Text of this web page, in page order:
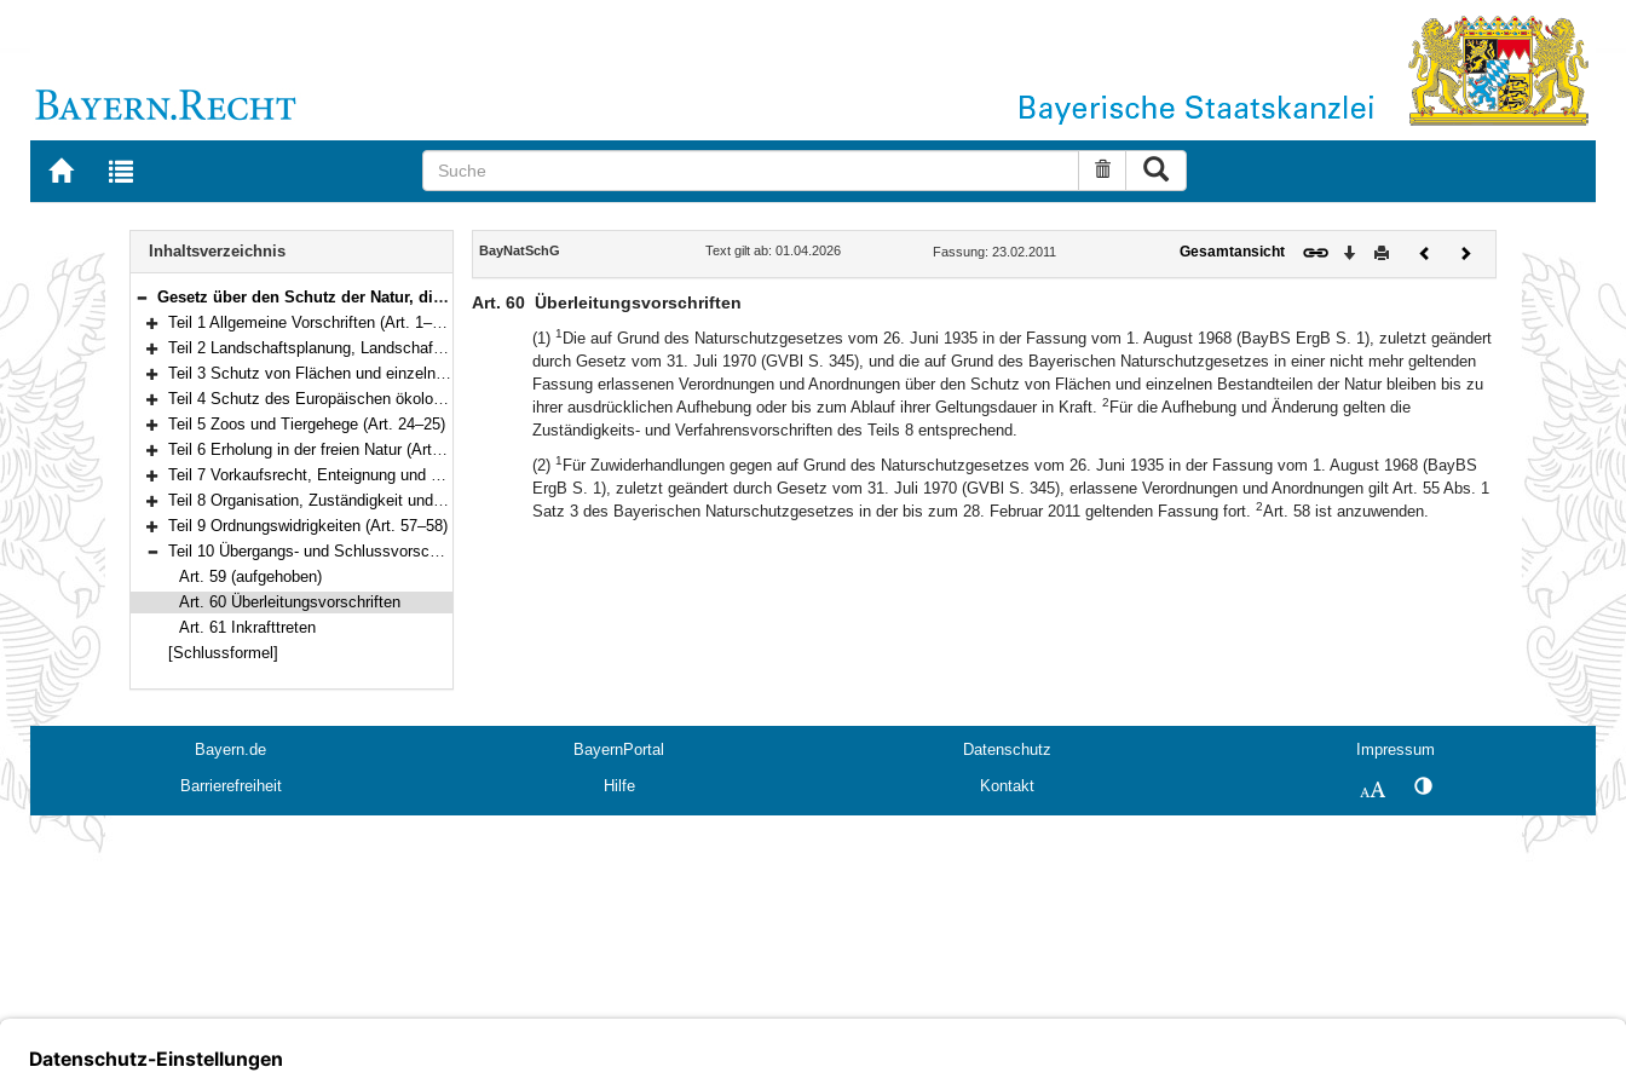
Zur
BAYERN.RECHT
Zur
letzten
Suche zurücksetzen
Navigation
Inhaltsverzeichnis
Bereich reduzieren
Gesetz über den Schutz der Natur, die Pflege der Landschaft und die Erholung in der freien Natur (Bayerisches Naturschutzgesetz – BayNatSchG) Vom 23. Februar 2011 (GVBl. S. 82) BayRS 791-1-U (Art. 1–61)
Bereich erweitern
Teil 1 Allgemeine Vorschriften (Art. 1–3a)
Bereich erweitern
Teil 2 Landschaftsplanung, Landschaftspflege und allgemeiner Schutz von Natur und Landschaft (Art. 4–11c)
Bereich erweitern
Teil 3 Schutz von Flächen und einzelnen Bestandteilen der Natur (Art. 12–19)
Bereich erweitern
Teil 4 Schutz des Europäischen ökologischen Netzes „Natura 2000“, gesetzlicher Schutz von Biotopen (Art. 20–23a)
Bereich erweitern
Teil 5 Zoos und Tiergehege (Art. 24–25)
Bereich erweitern
Teil 6 Erholung in der freien Natur (Art. 26–38)
Bereich erweitern
Teil 7 Vorkaufsrecht, Enteignung und Erschwernisausgleich (Art. 39–42)
Bereich erweitern
Teil 8 Organisation, Zuständigkeit und Verfahren (Art. 43–56)
Bereich erweitern
Teil 9 Ordnungswidrigkeiten (Art. 57–58)
Bereich reduzieren
Teil 10 Übergangs- und Schlussvorschriften (Art. 59–61)
Art. 59 (aufgehoben)
Art. 60 Überleitungsvorschriften
Art. 61 Inkrafttreten
[Schlussformel]
Inhalt
BayNatSchG Text gilt ab: 01.04.2026 Fassung: 23.02.2011 Gesamtansicht Download
DruckenVorherigesNächstes
Dokument
Art. 60 Überleitungsvorschriften
(1) 1 Die auf Grund des Naturschutzgesetzes vom 26. Juni 1935 in der Fassung vom 1. August 1968 (BayBS ErgB S. 1), zuletzt geändert
durch Gesetz vom 31. Juli 1970 (GVBl S. 345), und die auf Grund des Bayerischen Naturschutzgesetzes in einer nicht mehr geltenden
Fassung erlassenen Verordnungen und Anordnungen über den Schutz von Flächen und einzelnen Bestandteilen der Natur bleiben bis zu
ihrer ausdrücklichen Aufhebung oder bis zum Ablauf ihrer Geltungsdauer in Kraft. 2 Für die Aufhebung und Änderung gelten die
Zuständigkeits- und Verfahrensvorschriften des Teils 8 entsprechend.
(2) 1 Für Zuwiderhandlungen gegen auf Grund des Naturschutzgesetzes vom 26. Juni 1935 in der Fassung vom 1. August 1968 (BayBS
ErgB S. 1), zuletzt geändert durch Gesetz vom 31. Juli 1970 (GVBl S. 345), erlassene Verordnungen und Anordnungen gilt Art. 55 Abs. 1
Satz 3 des Bayerischen Naturschutzgesetzes in der bis zum 28. Februar 2011 geltenden Fassung fort. 2Art. 58 ist anzuwenden.
Bayern.de BayernPortal Datenschutz
Impressum
Barrierefreiheit
Hilfe Kontakt SchriftgrößeKontrastwechsel